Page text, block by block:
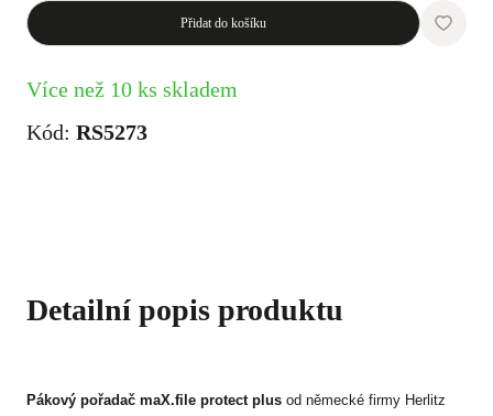
Přidat do košíku
Více než 10 ks skladem
Kód: RS5273
Detailní popis produktu
Pákový pořadač maX.file protect plus od německé firmy Herlitz